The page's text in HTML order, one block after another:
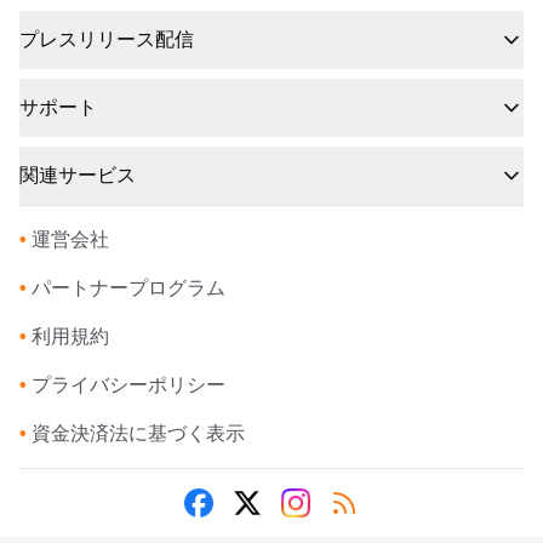
プレスリリース配信
サポート
関連サービス
• 運営会社
• パートナープログラム
• 利用規約
• プライバシーポリシー
• 資金決済法に基づく表示